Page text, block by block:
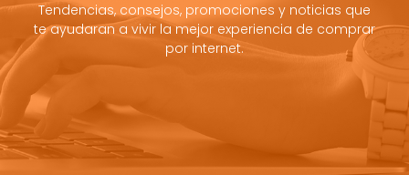
Tendencias, consejos, promociones y noticias que
te ayudaran a vivir la mejor experiencia de comprar
por internet.